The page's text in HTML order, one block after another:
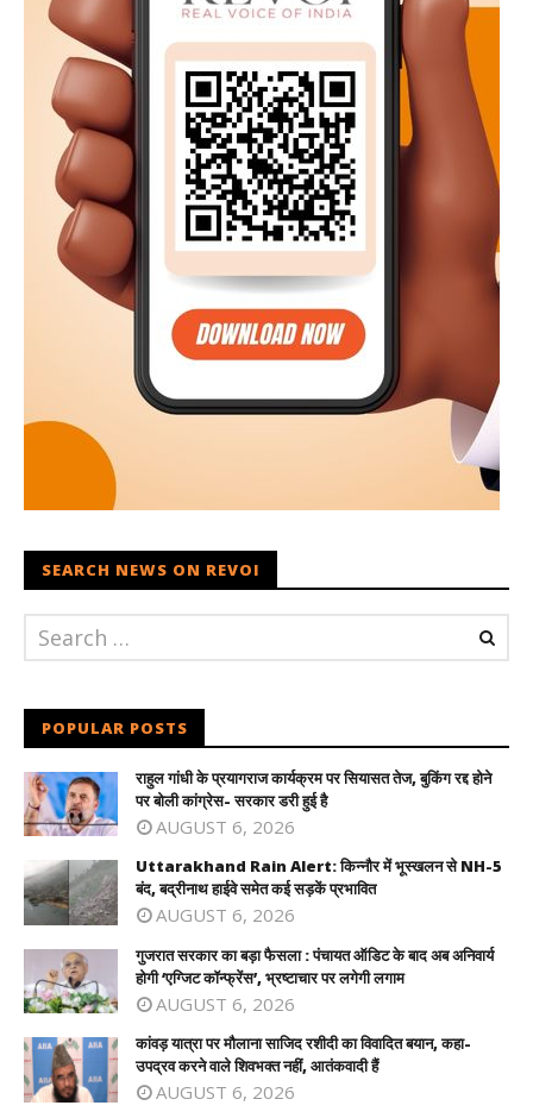
SEARCH NEWS ON REVOI
POPULAR POSTS
राहुल गांधी के प्रयागराज कार्यक्रम पर सियासत तेज, बुकिंग रद्द होने
पर बोली कांग्रेस- सरकार डरी हुई है
AUGUST 6, 2026
Uttarakhand Rain Alert: किन्नौर में भूस्खलन से NH-5
बंद, बद्रीनाथ हाईवे समेत कई सड़कें प्रभावित
AUGUST 6, 2026
गुजरात सरकार का बड़ा फैसला : पंचायत ऑडिट के बाद अब अनिवार्य
होगी ‘एग्जिट कॉन्फ्रेंस’, भ्रष्टाचार पर लगेगी लगाम
AUGUST 6, 2026
कांवड़ यात्रा पर मौलाना साजिद रशीदी का विवादित बयान, कहा-
उपद्रव करने वाले शिवभक्त नहीं, आतंकवादी हैं
AUGUST 6, 2026